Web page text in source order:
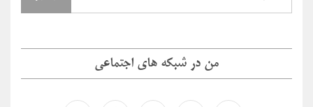
من در شبکه های اجتماعی